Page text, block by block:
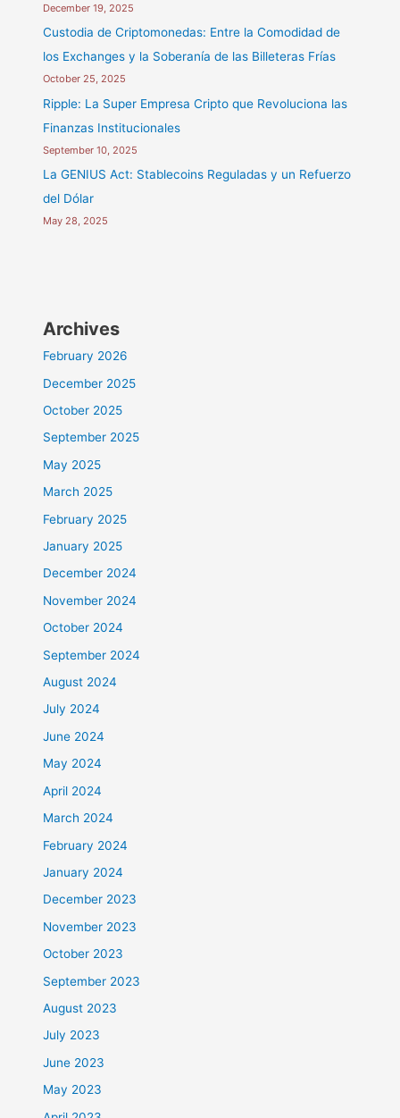
December 19, 2025
Custodia de Criptomonedas: Entre la Comodidad de
los Exchanges y la Soberanía de las Billeteras Frías
October 25, 2025
Ripple: La Super Empresa Cripto que Revoluciona las
Finanzas Institucionales
September 10, 2025
La GENIUS Act: Stablecoins Reguladas y un Refuerzo
del Dólar
May 28, 2025
Archives
February 2026
December 2025
October 2025
September 2025
May 2025
March 2025
February 2025
January 2025
December 2024
November 2024
October 2024
September 2024
August 2024
July 2024
June 2024
May 2024
April 2024
March 2024
February 2024
January 2024
December 2023
November 2023
October 2023
September 2023
August 2023
July 2023
June 2023
May 2023